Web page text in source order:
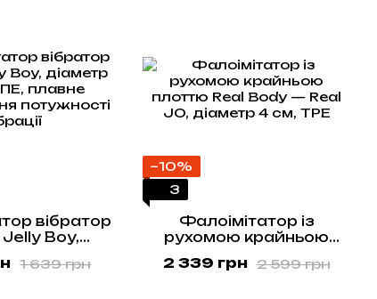
вібратор
Boy,
1 639 грн
−10%
3
Фалоімітатор із
рухомою крайньою
JO, діаметр 4 см, TPE
2 599 грн
2 339 грн